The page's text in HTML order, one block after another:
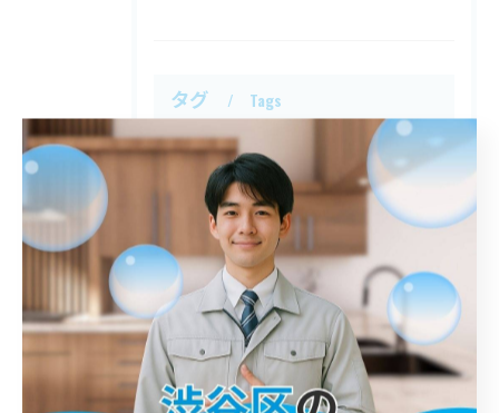
タグ Tags
川口市 屋外排水管詰まり 解消
トイレ詰まり 詰まり
春日部市 江戸川区 トイレ
八王子市 シンク 入間市 平塚市
洗面台 神奈川区 台所詰まり 異物
世田谷区 蛇口 西多摩郡 桝